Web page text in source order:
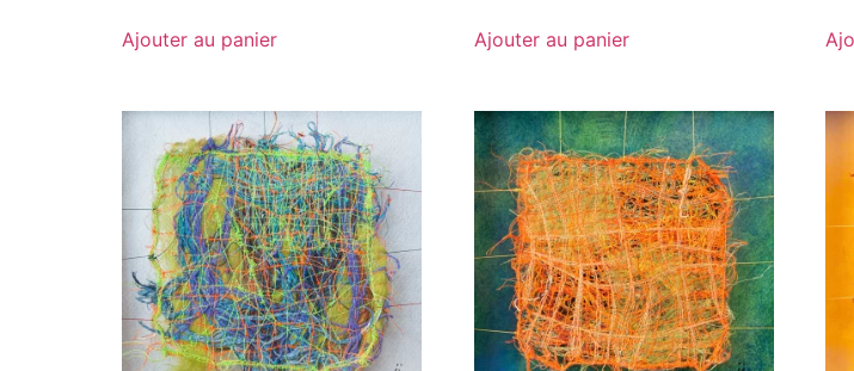
Ajouter au panier Ajouter au panier